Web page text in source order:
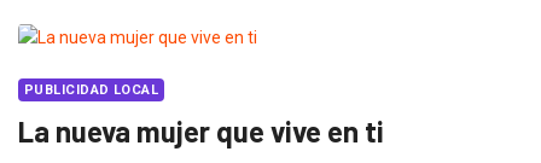
PUBLICIDAD LOCAL
La nueva mujer que vive en ti